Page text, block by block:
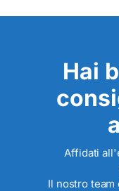
Hai
Affidati
Il nostro